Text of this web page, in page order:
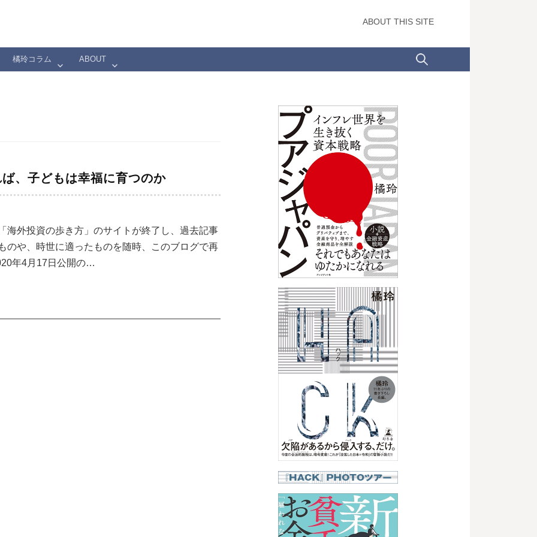
ABOUT THIS SITE
橘玲コラム ABOUT 検
、子どもは幸福に育つのか
海外投資の歩き方」のサイトが終了し、過去記事
のや、時世に適ったものを随時、このブログで再
年4月17日公開の…